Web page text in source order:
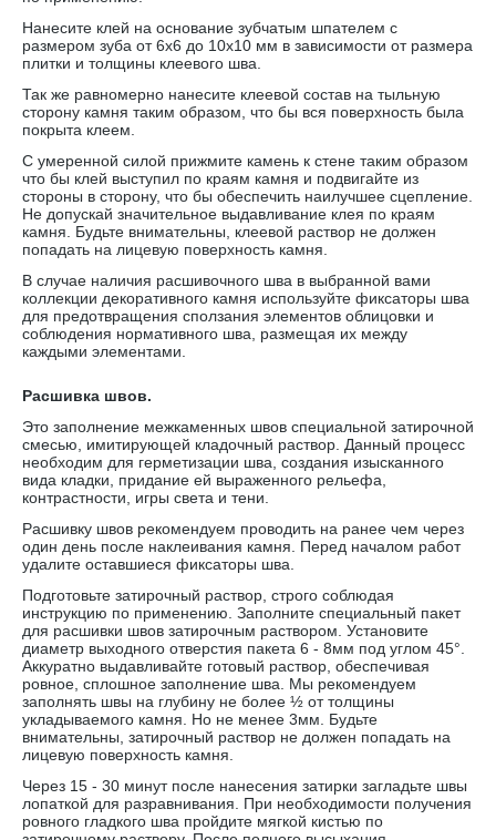
Нанесите клей на основание зубчатым шпателем с
размером зуба от 6х6 до 10х10 мм в зависимости от размера
плитки и толщины клеевого шва.
Так же равномерно нанесите клеевой состав на тыльную
сторону камня таким образом, что бы вся поверхность была
покрыта клеем.
С умеренной силой прижмите камень к стене таким образом
что бы клей выступил по краям камня и подвигайте из
стороны в сторону, что бы обеспечить наилучшее сцепление.
Не допускай значительное выдавливание клея по краям
камня. Будьте внимательны, клеевой раствор не должен
попадать на лицевую поверхность камня.
В случае наличия расшивочного шва в выбранной вами
коллекции декоративного камня используйте фиксаторы шва
для предотвращения сползания элементов облицовки и
соблюдения нормативного шва, размещая их между
каждыми элементами.
Расшивка швов.
Это заполнение межкаменных швов специальной затирочной
смесью, имитирующей кладочный раствор. Данный процесс
необходим для герметизации шва, создания изысканного
вида кладки, придание ей выраженного рельефа,
контрастности, игры света и тени.
Расшивку швов рекомендуем проводить на ранее чем через
один день после наклеивания камня. Перед началом работ
удалите оставшиеся фиксаторы шва.
Подготовьте затирочный раствор, строго соблюдая
инструкцию по применению. Заполните специальный пакет
для расшивки швов затирочным раствором. Установите
диаметр выходного отверстия пакета 6 - 8мм под углом 45°.
Аккуратно выдавливайте готовый раствор, обеспечивая
ровное, сплошное заполнение шва. Мы рекомендуем
заполнять швы на глубину не более ½ от толщины
укладываемого камня. Но не менее 3мм. Будьте
внимательны, затирочный раствор не должен попадать на
лицевую поверхность камня.
Через 15 - 30 минут после нанесения затирки загладьте швы
лопаткой для разравнивания. При необходимости получения
ровного гладкого шва пройдите мягкой кистью по